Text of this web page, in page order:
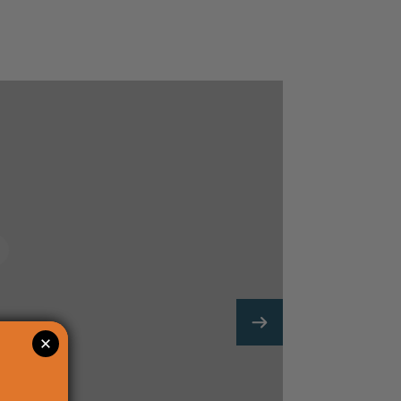
contents to promote your
or tell the story about this
slideshow.